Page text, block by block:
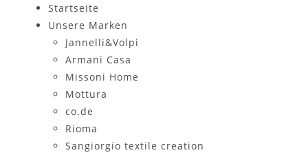
Startseite
Unsere Marken
Jannelli&Volpi
Armani Casa
Missoni Home
Mottura
co.de
Rioma
Sangiorgio textile creation